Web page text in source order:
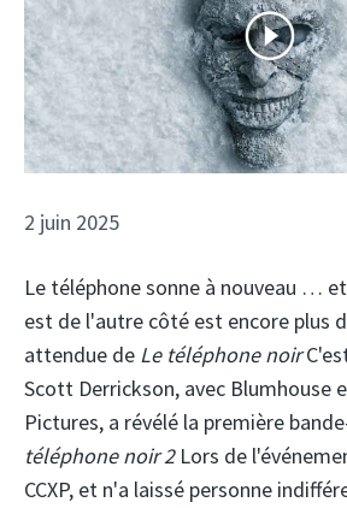
2 juin 2025
Le téléphone sonne à nouveau …
est de l'autre côté est encore plus
attendue de Le téléphone noir
Scott Derrickson, avec Blumhouse
Pictures, a révélé la première
téléphone noir 2Lors de
CCXP, et n'a laissé personne